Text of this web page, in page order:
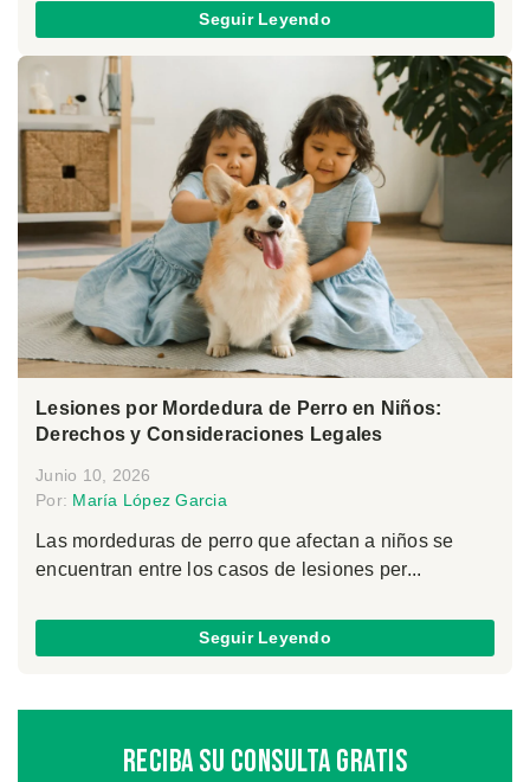
Seguir Leyendo
Lesiones por Mordedura de Perro en Niños:
Derechos y Consideraciones Legales
Junio 10, 2026
Por: María López Garcia
Las mordeduras de perro que afectan a niños se
encuentran entre los casos de lesiones per...
Seguir Leyendo
Reciba Su Consulta Gratis